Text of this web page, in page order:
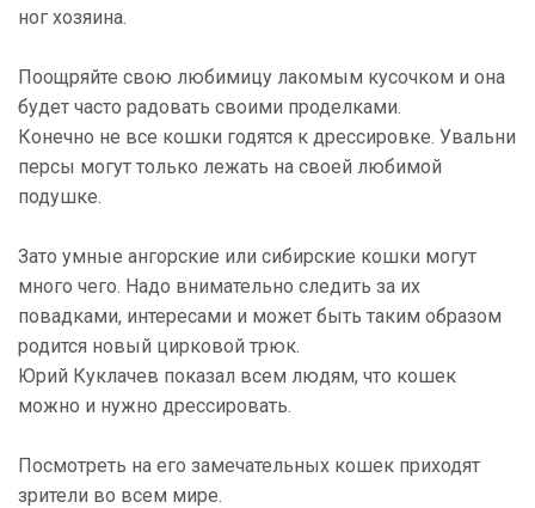
ног хозяина.
Поощряйте свою любимицу лакомым кусочком и она
будет часто радовать своими проделками.
Конечно не все кошки годятся к дрессировке. Увальни
персы могут только лежать на своей любимой
подушке.
Зато умные ангорские или сибирские кошки могут
много чего. Надо внимательно следить за их
повадками, интересами и может быть таким образом
родится новый цирковой трюк.
Юрий Куклачев показал всем людям, что кошек
можно и нужно дрессировать.
Посмотреть на его замечательных кошек приходят
зрители во всем мире.